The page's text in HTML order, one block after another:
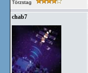
Törzstag
chab7